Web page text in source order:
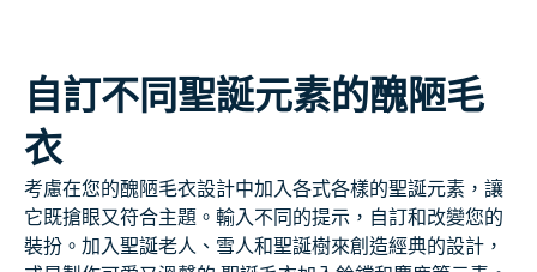
影片浮水印去除器
自訂不同聖誕元素的醜陋毛
衣
考慮在您的醜陋毛衣設計中加入各式各樣的聖誕元素，讓
它既搶眼又符合主題。輸入不同的提示，自訂和改變您的
裝扮。加入聖誕老人、雪人和聖誕樹來創造經典的設計，